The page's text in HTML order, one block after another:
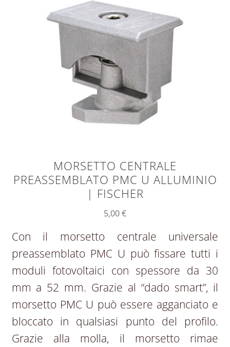
MORSETTO CENTRALE
PREASSEMBLATO PMC U ALLUMINIO
| FISCHER
5,00€
Con il morsetto centrale universale
preassemblato PMC U può fissare tutti i
moduli fotovoltaici con spessore da 30
mm a 52 mm. Grazie al “dado smart”, il
morsetto PMC U può essere agganciato e
bloccato in qualsiasi punto del profilo.
Grazie alla molla, il morsetto rimae